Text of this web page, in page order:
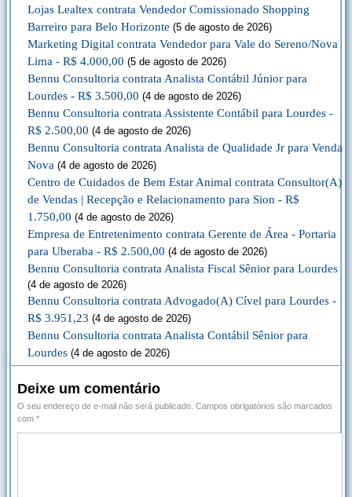
Lojas Lealtex contrata Vendedor Comissionado Shopping
Barreiro para Belo Horizonte (5 de agosto de 2026)
Marketing Digital contrata Vendedor para Vale do Sereno/Nova
Lima - R$ 4.000,00 (5 de agosto de 2026)
Bennu Consultoria contrata Analista Contábil Júnior para
Lourdes - R$ 3.500,00 (4 de agosto de 2026)
Bennu Consultoria contrata Assistente Contábil para Lourdes -
R$ 2.500,00 (4 de agosto de 2026)
Bennu Consultoria contrata Analista de Qualidade Jr para Venda
Nova (4 de agosto de 2026)
Centro de Cuidados de Bem Estar Animal contrata Consultor(A)
de Vendas | Recepção e Relacionamento para Sion - R$
1.750,00 (4 de agosto de 2026)
Empresa de Entretenimento contrata Gerente de Área - Portaria
para Uberaba - R$ 2.500,00 (4 de agosto de 2026)
Bennu Consultoria contrata Analista Fiscal Sênior para Lourdes
(4 de agosto de 2026)
Bennu Consultoria contrata Advogado(A) Cível para Lourdes -
R$ 3.951,23 (4 de agosto de 2026)
Bennu Consultoria contrata Analista Contábil Sênior para
Lourdes (4 de agosto de 2026)
Deixe um comentário
O seu endereço de e-mail não será publicado. Campos obrigatórios são marcados
com *